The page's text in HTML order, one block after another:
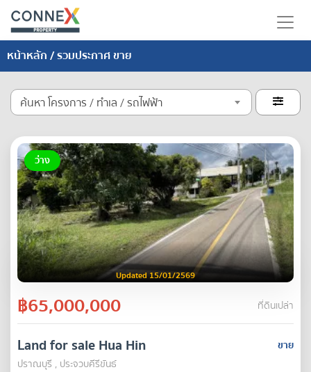
หน้าหลัก/ รวมประกาศ ขาย
ค้นหา โครงการ / ทำเล / รถไฟฟ้า 
ว่าง
Updated 15/01/2569
฿65,000,000 ที่ดินเปล่า
ขาย
Land for sale Hua Hin
ปราณบุรี , ประจวบคีรีขันธ์